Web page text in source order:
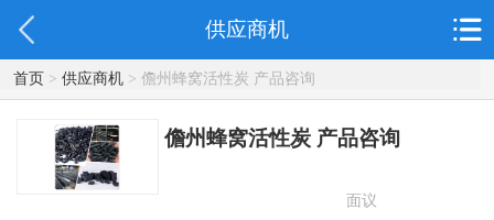
供应商机
首页> 供应商机> 儋州蜂窝活性炭 产品咨询
儋州蜂窝活性炭 产品咨询
面议